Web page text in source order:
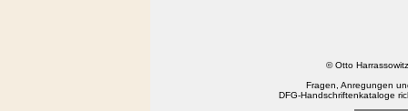
© Otto
Fragen, Anregungen
DFG-Handschriftenkataloge